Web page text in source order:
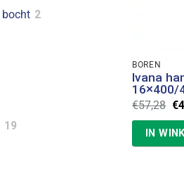
2
19
BOREN
Ivana
16×400/
€57,28 €
IN